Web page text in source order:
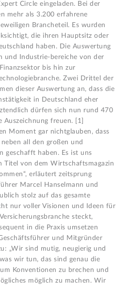
Circle eingeladen. Bei der
mehr als 3.200 erfahrene
Brancheteil. Es wurden
die ihren Hauptsitz oder
haben. Die Auswertung
und Industrie-bereiche von der
bis hin zur
Zwei Drittel der
dieser Auswertung an, dass die
in Deutschland eher
dürfen sich nun rund 470
Auszeichnung freuen. [1]
Moment gar nichtglauben, dass
all den großen und
geschafft haben. Es ist uns
Titel von dem Wirtschaftsmagazin
erläutert zeitsprung
Marcel Hanselmann und
stolz auf das gesamte
nur voller Visionen und Ideen für
steckt,
in die Praxis umsetzen
und Mitgründer
„Wir sind mutig, neugierig und
wir tun, das sind genau die
Konventionen zu brechen und
möglich zu machen. Wir